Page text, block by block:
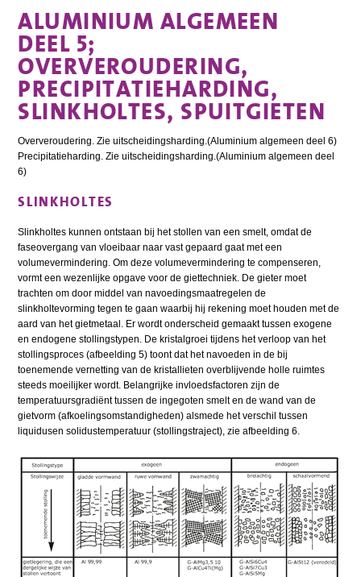
ALUMINIUM ALGEMEEN
DEEL 5;
OVERVEROUDERING,
PRECIPITATIEHARDING,
SLINKHOLTES, SPUITGIETEN
Oververoudering. Zie uitscheidingsharding.(Aluminium algemeen deel 6)
Precipitatieharding. Zie uitscheidingsharding.(Aluminium algemeen deel
6)
SLINKHOLTES
Slinkholtes kunnen ontstaan bij het stollen van een smelt, omdat de
faseovergang van vloeibaar naar vast gepaard gaat met een
volumevermindering. Om deze volumevermindering te compenseren,
vormt een wezenlijke opgave voor de giettechniek. De gieter moet
trachten om door middel van navoedingsmaatregelen de
slinkholtevorming tegen te gaan waarbij hij rekening moet houden met de
aard van het gietmetaal. Er wordt onderscheid gemaakt tussen exogene
en endogene stollingstypen. De kristalgroei tijdens het verloop van het
stollingsproces (afbeelding 5) toont dat het navoeden in de bij
toenemende vernetting van de kristallieten overblijvende holle ruimtes
steeds moeilijker wordt. Belangrijke invloedsfactoren zijn de
temperatuursgradiënt tussen de ingegoten smelt en de wand van de
gietvorm (afkoelingsomstandigheden) alsmede het verschil tussen
liquidusen solidustemperatuur (stollingstraject), zie afbeelding 6.